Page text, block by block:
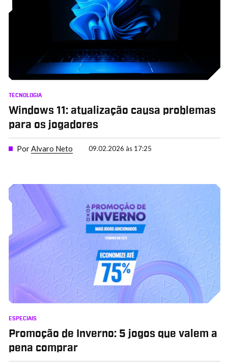
TECNOLOGIA
Windows 11: atualização causa problemas
para os jogadores
PorAlvaro Neto 09.02.2026 às 17:25
ESPECIAIS
Promoção de Inverno: 5 jogos que valem a
pena comprar